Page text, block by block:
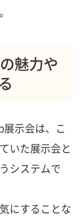
魅力や
展示会は、こ
いた展示会と
システムで
にすることな